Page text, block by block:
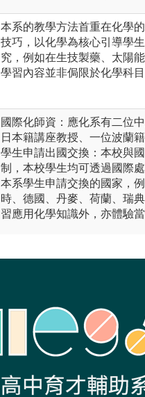
本系的教學方法首重在化學
技巧，以化學為核心引導學
究，例如在生技製藥、太陽
學習內容並非侷限於化學科目
國際化師資：應化系有二位
日本籍講座教授、一位波蘭
學生申請出國交換：本校與
制，本校學生均可透過國際
本系學生申請交換的國家，
時、德國、丹麥、荷蘭、瑞
習應用化學知識外，亦體驗